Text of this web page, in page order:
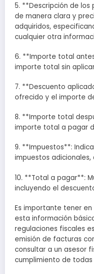
5. **Descripción de
de manera clara y
adquiridos,
cualquier otra
6. **Importe total
importe total sin
7. **Descuento
ofrecido y el importe
8. **Importe total
importe total a pagar
9. **Impuestos**:
impuestos adicionales,
10. **Total a pagar**:
incluyendo el
Es importante tener
esta información
regulaciones fiscales
emisión de facturas
consultar a un asesor
cumplimiento de